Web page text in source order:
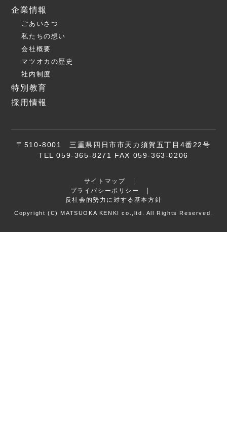
企業情報
ごあいさつ
私たちの想い
会社概要
マツオカの歴史
社内制度
特別教育
採用情報
〒510-8001 三重県四日市市天カ須賀五丁目4番22号
TEL 059-365-8271 FAX 059-363-0206
サイトマップ
プライバシーポリシー
反社会的勢力に対する基本方針
Copyright (C) MATSUOKA KENKI co.,ltd. All Rights Reserved.